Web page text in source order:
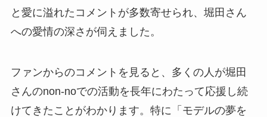
と愛に溢れたコメントが多数寄せられ、堀田さん
への愛情の深さが伺えました。
ファンからのコメントを見ると、多くの人が堀田
さんのnon-noでの活動を長年にわたって応援し続
けてきたことがわかります。特に「モデルの夢を